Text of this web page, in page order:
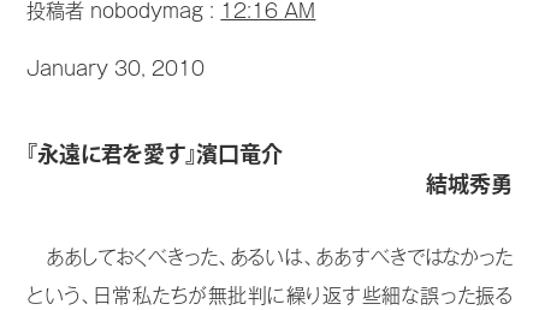
投稿者 nobodymag : 12:16 AM
January 30, 2010
『永遠に君を愛す』濱口竜介
結城秀勇
ああしておくべきった、あるいは、ああすべきではなかった
という、日常私たちが無批判に繰り返す些細な誤った振る